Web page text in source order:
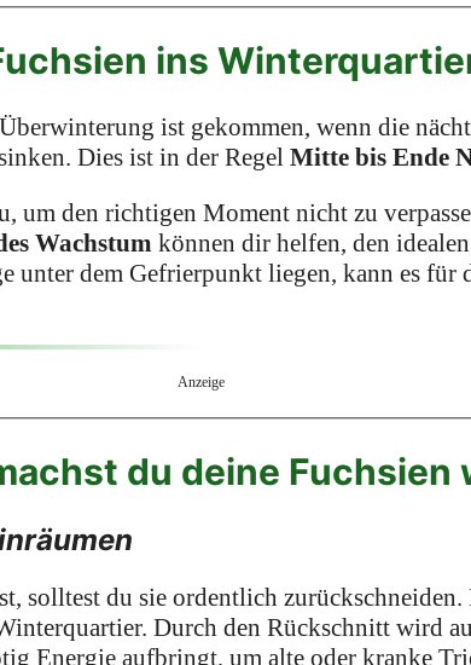
ins
ist gekommen, wenn die
Dies ist in der RegelMitte bis Ende
um den richtigen Moment nicht zu
Wachstum können dir helfen, den
unter dem Gefrierpunkt liegen, kann es für
Anzeige
du deine
solltest du sie ordentlich
Durch den Rückschnitt wird
Energie aufbringt, um alte oder kranke